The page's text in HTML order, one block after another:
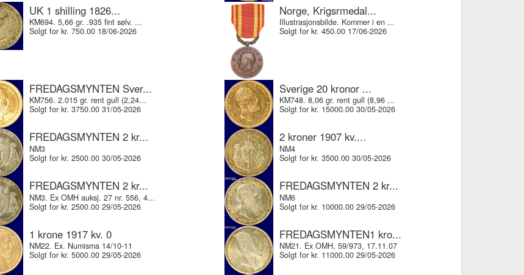
UK 1 shilling 1826...
KM694. 5,66 gr. .935 fint sølv. ...
Solgt for kr. 750.00 18/06-2026
Norge, Krigsrmedal...
Illustrasjonsbilde. Kommer i en ...
Solgt for kr. 450.00 17/06-2026
FREDAGSMYNTEN Sver...
KM756. 2.015 gr. rent gull (2,24...
Solgt for kr. 3750.00 31/05-2026
Sverige 20 kronor ...
KM748. 8,06 gr. rent gull (8,96 ...
Solgt for kr. 15000.00 30/05-2026
FREDAGSMYNTEN 2 kr...
NM3
Solgt for kr. 2500.00 30/05-2026
2 kroner 1907 kv....
NM4
Solgt for kr. 3500.00 30/05-2026
FREDAGSMYNTEN 2 kr...
NM3. Ex OMH auksj. 27 nr. 556, 4...
Solgt for kr. 2500.00 29/05-2026
FREDAGSMYNTEN 2 kr...
NM6
Solgt for kr. 10000.00 29/05-2026
1 krone 1917 kv. 0
NM22. Ex. Numisma 14/10-11
Solgt for kr. 5000.00 29/05-2026
FREDAGSMYNTEN1 kro...
NM21. Ex OMH, 59/973, 17.11.07
Solgt for kr. 11000.00 29/05-2026